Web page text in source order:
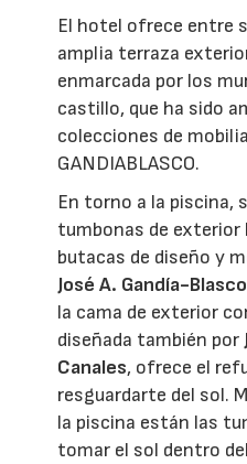
El hotel ofrece entre
amplia terraza
enmarcada por los
castillo, que ha sido
colecciones de
GANDIABLASCO.
En torno a la piscina,
tumbonas de exterior
butacas de diseño y
José A. Gandía-
la cama de exterior
diseñada también por
Canales, ofrece el
resguardarte del sol.
la piscina están las
tomar el sol dentro